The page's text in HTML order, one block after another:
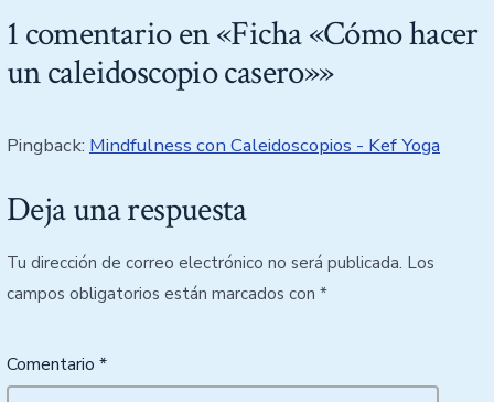
1 comentario en «Ficha «Cómo hacer
un caleidoscopio casero»»
Pingback: Mindfulness con Caleidoscopios - Kef Yoga
Deja una respuesta
Tu dirección de correo electrónico no será publicada. Los
campos obligatorios están marcados con *
Comentario *